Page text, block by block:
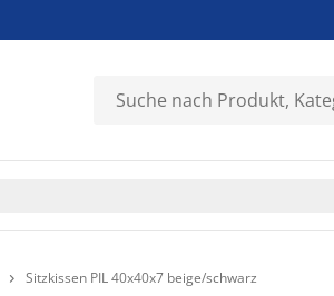
 Sitzkissen PIL 40x40x7 beige/schwarz